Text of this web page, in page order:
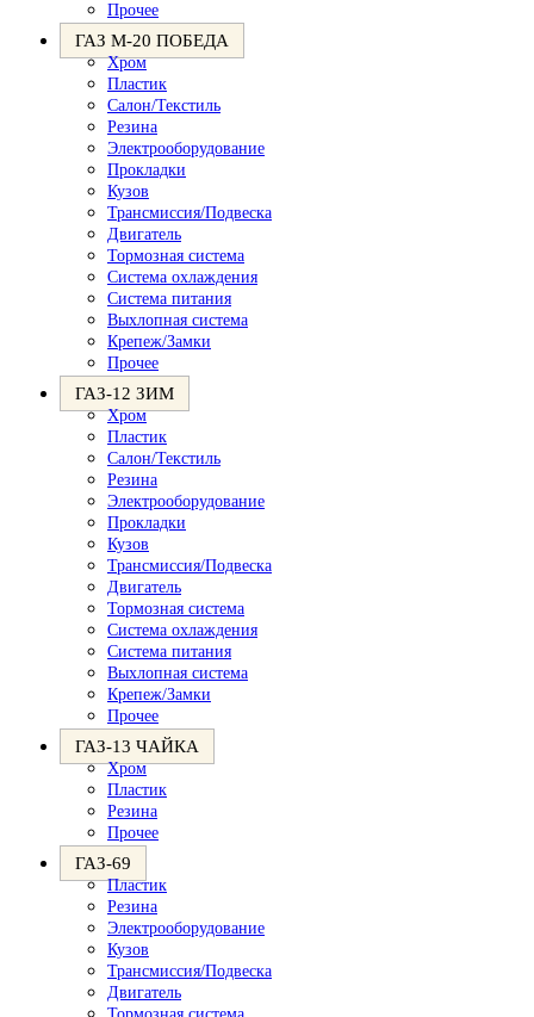
Прочее
ГАЗ М-20 ПОБЕДА
Хром
Пластик
Салон/Текстиль
Резина
Электрооборудование
Прокладки
Кузов
Трансмиссия/Подвеска
Двигатель
Тормозная система
Система охлаждения
Система питания
Выхлопная система
Крепеж/Замки
Прочее
ГАЗ-12 ЗИМ
Хром
Пластик
Салон/Текстиль
Резина
Электрооборудование
Прокладки
Кузов
Трансмиссия/Подвеска
Двигатель
Тормозная система
Система охлаждения
Система питания
Выхлопная система
Крепеж/Замки
Прочее
ГАЗ-13 ЧАЙКА
Хром
Пластик
Резина
Прочее
ГАЗ-69
Пластик
Резина
Электрооборудование
Кузов
Трансмиссия/Подвеска
Двигатель